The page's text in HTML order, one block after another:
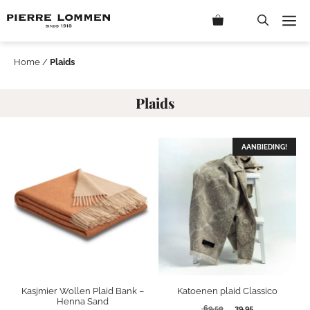
naar
Home / Plaids
Plaids
Kasjmier Wollen Plaid Bank –
Henna Sand
AANBIEDING!
Katoenen plaid Classico
Oorspronkelijke
Huidige